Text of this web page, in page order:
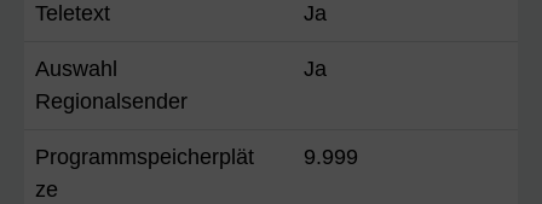
Teletext Ja
Auswahl
Regionalsender
Ja
Programmspeicherplät
ze
9.999